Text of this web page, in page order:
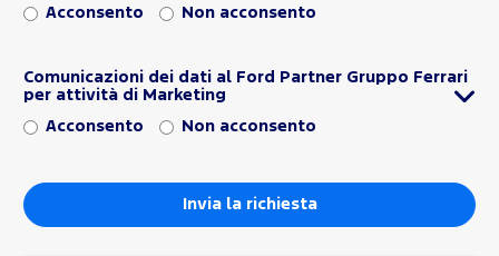
Acconsento Non acconsento
Comunicazioni dei dati al Ford Partner Gruppo Ferrari
per attività di Marketing
Acconsento Non acconsento